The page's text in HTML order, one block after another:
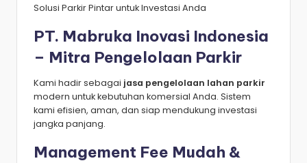
Solusi Parkir Pintar untuk Investasi Anda
PT. Mabruka Inovasi Indonesia
– Mitra Pengelolaan Parkir
Kami hadir sebagai jasa pengelolaan lahan parkir
modern untuk kebutuhan komersial Anda. Sistem
kami efisien, aman, dan siap mendukung investasi
jangka panjang.
Management Fee Mudah &